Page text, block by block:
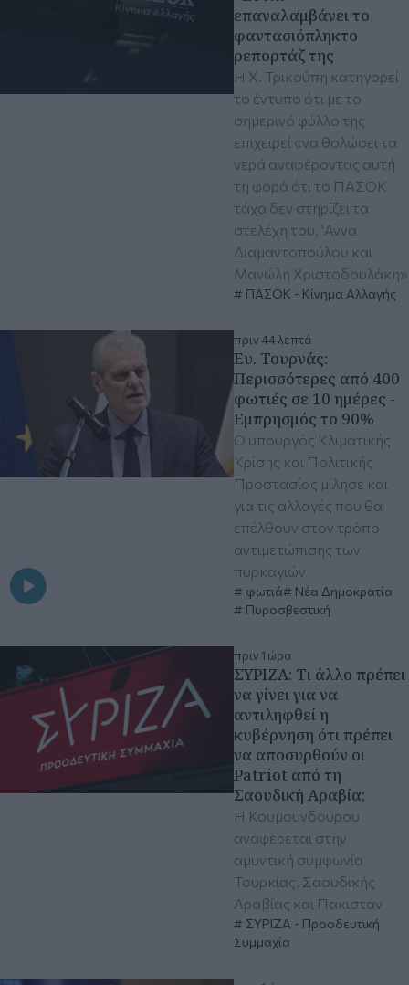
επαναλαμβάνει το
φαντασιόπληκτο
ρεπορτάζ της
Η Χ. Τρικούπη κατηγορεί
το έντυπο ότι με το
σημερινό φύλλο της
επιχειρεί «να θολώσει τα
νερά αναφέροντας αυτή
τη φορά ότι το ΠΑΣΟΚ
τάχα δεν στηρίζει τα
στελέχη του, 'Αννα
Διαμαντοπούλου και
Μανώλη Χριστοδουλάκη»
ΠΑΣΟΚ - Κίνημα Αλλαγής
πριν 44 λεπτά
Ευ. Τουρνάς:
Περισσότερες από 400
φωτιές σε 10 ημέρες -
Εμπρησμός το 90%
Ο υπουργός Κλιματικής
Κρίσης και Πολιτικής
Προστασίας μίλησε και
για τις αλλαγές που θα
επέλθουν στον τρόπο
αντιμετώπισης των
πυρκαγιών
φωτιά
Νέα Δημοκρατία
Πυροσβεστική
πριν 1 ώρα
ΣΥΡΙΖΑ: Τι άλλο πρέπει
να γίνει για να
αντιληφθεί η
κυβέρνηση ότι πρέπει
να αποσυρθούν οι
Patriot από τη
Σαουδική Αραβία;
Η Κουμουνδούρου
αναφέρεται στην
αμυντική συμφωνία
Τουρκίας, Σαουδικής
Αραβίας και Πακιστάν
ΣΥΡΙΖΑ - Προοδευτική
Συμμαχία